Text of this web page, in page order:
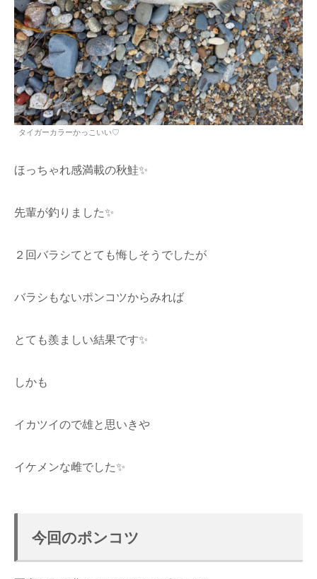
タイガーカラーかっこいい♡
ほっちゃれ感満載の秋鮭✨
先輩が釣りました✨
２回バラシてとても悔しそうでしたが
バラシもないポンコツからみれば
とても羨ましい結果です✨
しかも
イカツイので雄と思いきや
イケメンな雌でした✨
今回のポンコツ